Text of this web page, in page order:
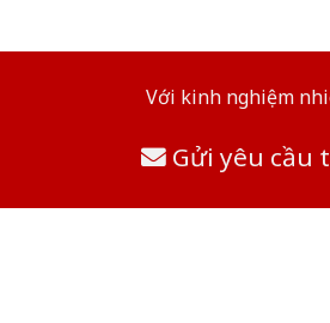
Với kinh nghiệm
Gửi yêu cầu